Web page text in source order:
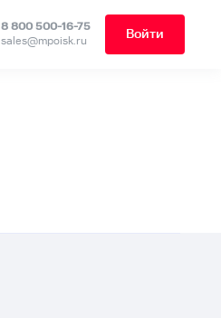
8 800 500-16-75
sales@mpoisk.ru
Войти